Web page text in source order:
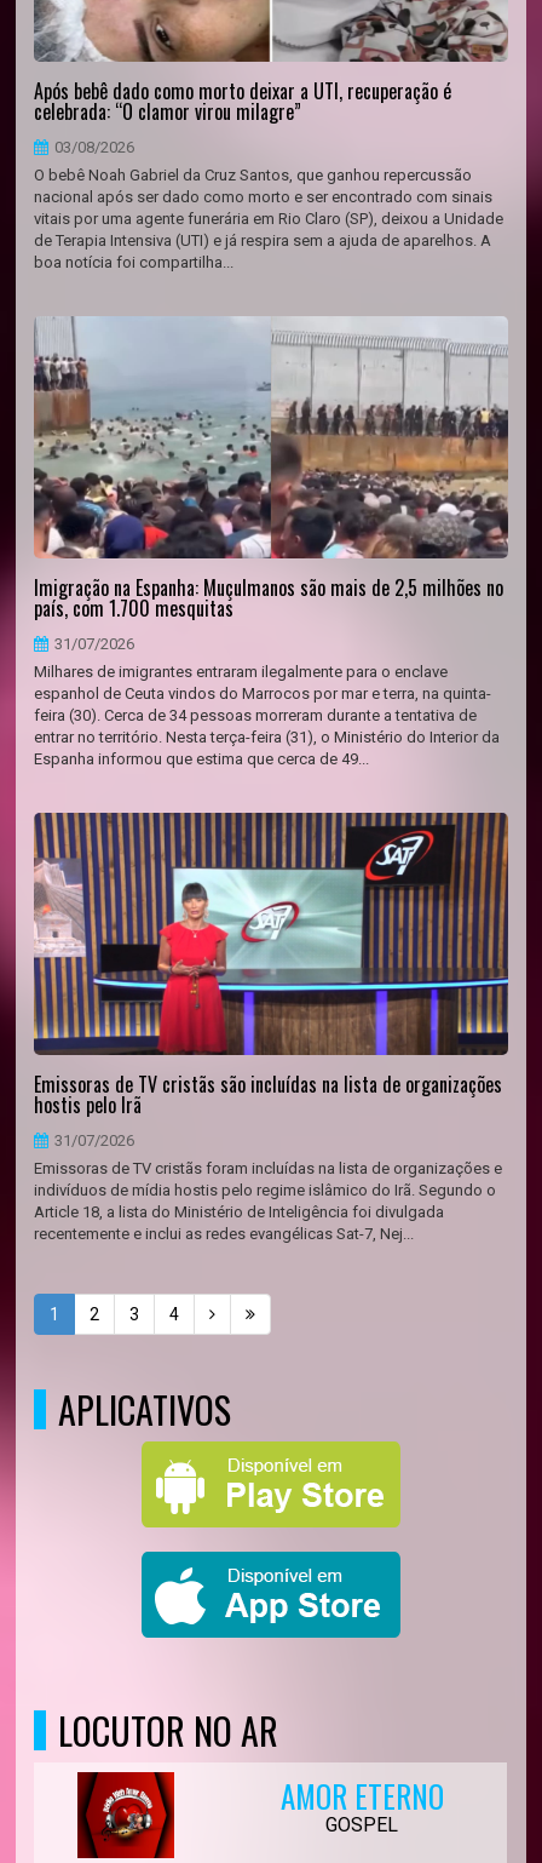
Após bebê dado como morto deixar a UTI, recuperação é
celebrada: “O clamor virou milagre”
03/08/2026
O bebê Noah Gabriel da Cruz Santos, que ganhou repercussão
nacional após ser dado como morto e ser encontrado com sinais
vitais por uma agente funerária em Rio Claro (SP), deixou a Unidade
de Terapia Intensiva (UTI) e já respira sem a ajuda de aparelhos. A
boa notícia foi compartilha...
Imigração na Espanha: Muçulmanos são mais de 2,5 milhões no
país, com 1.700 mesquitas
31/07/2026
Milhares de imigrantes entraram ilegalmente para o enclave
espanhol de Ceuta vindos do Marrocos por mar e terra, na quinta-
feira (30). Cerca de 34 pessoas morreram durante a tentativa de
entrar no território. Nesta terça-feira (31), o Ministério do Interior da
Espanha informou que estima que cerca de 49...
Emissoras de TV cristãs são incluídas na lista de organizações
hostis pelo Irã
31/07/2026
Emissoras de TV cristãs foram incluídas na lista de organizações e
indivíduos de mídia hostis pelo regime islâmico do Irã. Segundo o
Article 18, a lista do Ministério de Inteligência foi divulgada
recentemente e inclui as redes evangélicas Sat-7, Nej...
1 2 3 4
APLICATIVOS
LOCUTOR NO AR
AMOR ETERNO
GOSPEL